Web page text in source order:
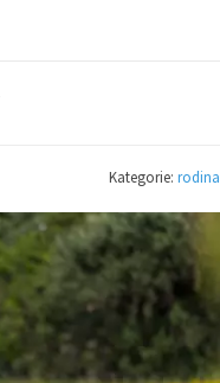
Kategorie: rodina